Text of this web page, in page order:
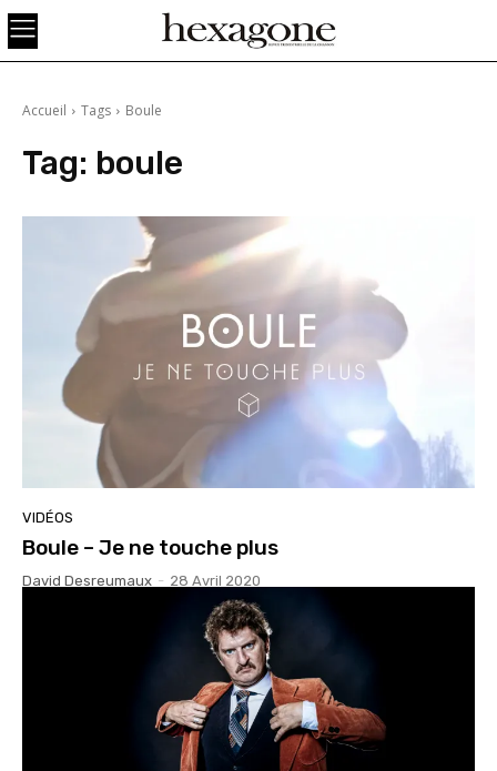
Accueil Tags Boule
Tag: boule
VIDÉOS
Boule – Je ne touche plus
David Desreumaux - 28 Avril 2020